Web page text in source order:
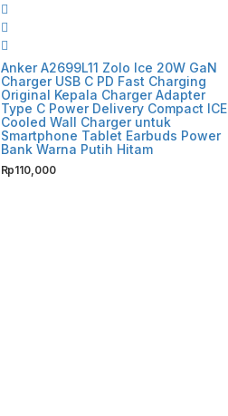
Anker A2699L11 Zolo Ice 20W GaN
Charger USB C PD Fast Charging
Original Kepala Charger Adapter
Type C Power Delivery Compact ICE
Cooled Wall Charger untuk
Smartphone Tablet Earbuds Power
Bank Warna Putih Hitam
Rp110,000